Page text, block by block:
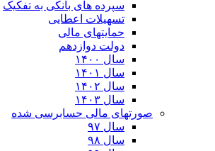
سپرده های بانکی به تفکیک
تسهیلات اعطایی
حمایتهای مالی
دولت دوازدهم
سال ۱۴۰۰
سال ۱۴۰۱
سال ۱۴۰۲
سال ۱۴۰۳
صورتهای مالی حسابرسی شده
سال ۹۷
سال ۹۸